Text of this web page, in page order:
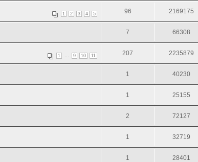
1 2 3 4 5 96 2169175
7 66308
1 9 10 11 207 2235879
1 40230
1 25155
2 72127
1 32719
1 28401